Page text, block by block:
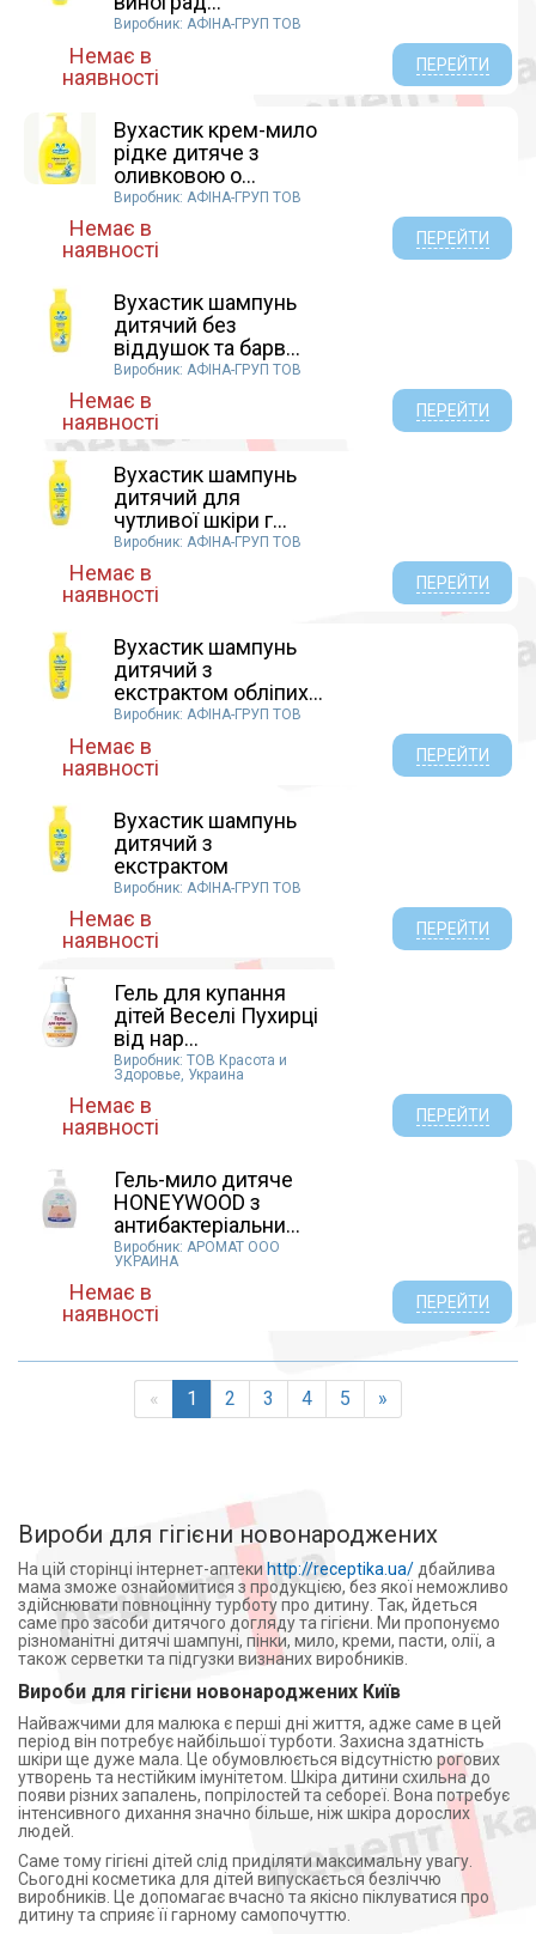
Виробник: АФІНА-ГРУП ТОВ
Немає в
наявності
ПЕРЕЙТИ
Вухастик крем-мило
рідке дитяче з
оливковою о...
Виробник: АФІНА-ГРУП ТОВ
Немає в
наявності
ПЕРЕЙТИ
Вухастик шампунь
дитячий без
віддушок та барв...
Виробник: АФІНА-ГРУП ТОВ
Немає в
наявності
ПЕРЕЙТИ
Вухастик шампунь
дитячий для
чутливої шкіри г...
Виробник: АФІНА-ГРУП ТОВ
Немає в
наявності
ПЕРЕЙТИ
Вухастик шампунь
дитячий з
екстрактом обліпих...
Виробник: АФІНА-ГРУП ТОВ
Немає в
наявності
ПЕРЕЙТИ
Вухастик шампунь
дитячий з
екстрактом
ромашки...
Виробник: АФІНА-ГРУП ТОВ
Немає в
наявності
ПЕРЕЙТИ
Гель для купання
дітей Веселі Пухирці
від нар...
Виробник: ТОВ Красота и
Здоровье, Украина
Немає в
наявності
ПЕРЕЙТИ
Гель-мило дитяче
HONEYWOOD з
антибактеріальни...
Виробник: АРОМАТ ООО
УКРАИНА
Немає в
наявності
ПЕРЕЙТИ
« 1 2 3 4 5 »
Вироби для гігієни новонароджених
На цій сторінці інтернет-аптекиhttp://receptika.ua/дбайлива
мама зможе ознайомитися з продукцією, без якої неможливо
здійснювати повноцінну турботу про дитину. Так, йдеться
саме про засоби дитячого догляду та гігієни. Ми пропонуємо
різноманітні дитячі шампуні, пінки, мило, креми, пасти, олії, а
також серветки та підгузки визнаних виробників.
Вироби для гігієни новонароджених Київ
Найважчими для малюка є перші дні життя, адже саме в цей
період він потребує найбільшої турботи. Захисна здатність
шкіри ще дуже мала. Це обумовлюється відсутністю рогових
утворень та нестійким імунітетом. Шкіра дитини схильна до
появи різних запалень, попрілостей та себореї. Вона потребує
інтенсивного дихання значно більше, ніж шкіра дорослих
людей.
Саме тому гігієні дітей слід приділяти максимальну увагу.
Сьогодні косметика для дітей випускається безліччю
виробників. Це допомагає вчасно та якісно піклуватися про
дитину та сприяє її гарному самопочуттю.